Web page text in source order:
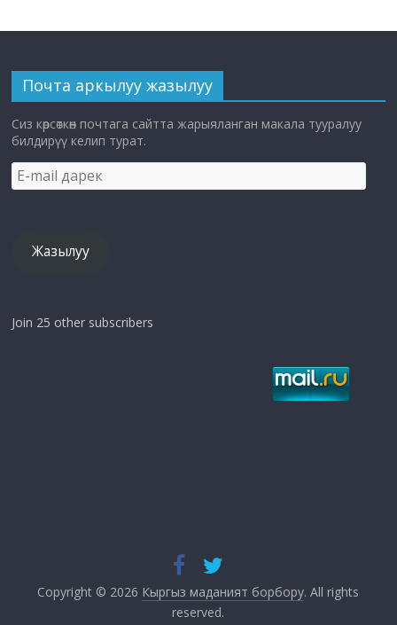
Почта аркылуу жазылуу
Сиз көрсөткөн почтага сайтта жарыяланган макала тууралуу
билдирүү келип турат.
E-
mail
Жазылуу
Join 25 other subscribers
Copyright © 2026 Кыргыз маданият борбору. All rights
reserved.